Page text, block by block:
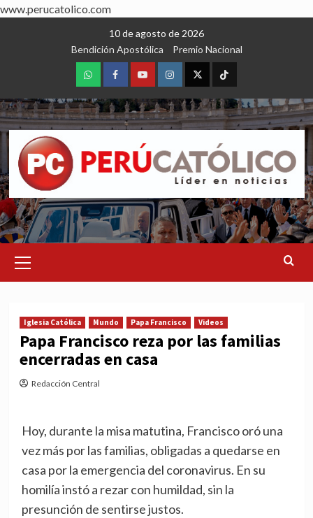
www.perucatolico.com
10 de agosto de 2026
Bendición Apostólica
Premio Nacional
WhatsAppFacebookYoutubeInstagram
X TikTok
Menu
Iglesia Católica Mundo Papa Francisco Videos
Papa Francisco reza por las familias
encerradas en casa
Redacción Central
Hoy, durante la misa matutina, Francisco oró una
vez más por las familias, obligadas a quedarse en
casa por la emergencia del coronavirus. En su
homilía instó a rezar con humildad, sin la
presunción de sentirse justos.